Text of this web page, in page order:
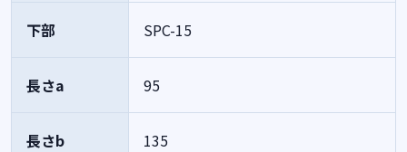
下部 SPC-15
長さa 95
長さb 135